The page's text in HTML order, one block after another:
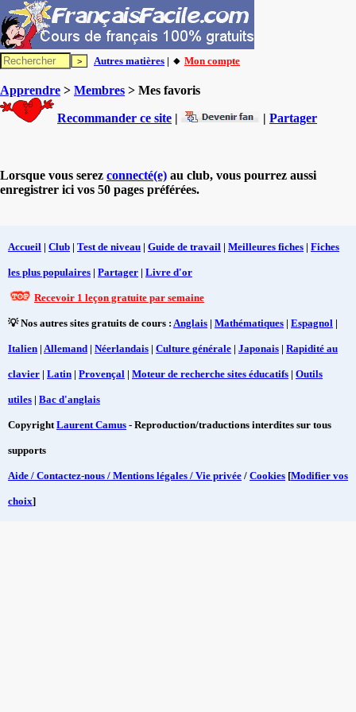
Autres matières | 🔸 Mon compte
Apprendre > Membres > Mes favoris
Recommander ce site | | Partager
Lorsque vous serez connecté(e) au club, vous pourrez aussi
enregistrer ici vos 50 pages préférées.
Accueil | Club | Test de niveau | Guide de travail | Meilleures fiches | Fiches
les plus populaires | Partager | Livre d'or
Recevoir 1 leçon gratuite par semaine
💡 Nos autres sites gratuits de cours : Anglais | Mathématiques | Espagnol |
Italien | Allemand | Néerlandais | Culture générale | Japonais | Rapidité au
clavier | Latin | Provençal | Moteur de recherche sites éducatifs | Outils
utiles | Bac d'anglais
CopyrightLaurent Camus - Reproduction/traductions interdites sur tous
supports
Aide / Contactez-nous / Mentions légales / Vie privée / Cookies [Modifier vos
choix]